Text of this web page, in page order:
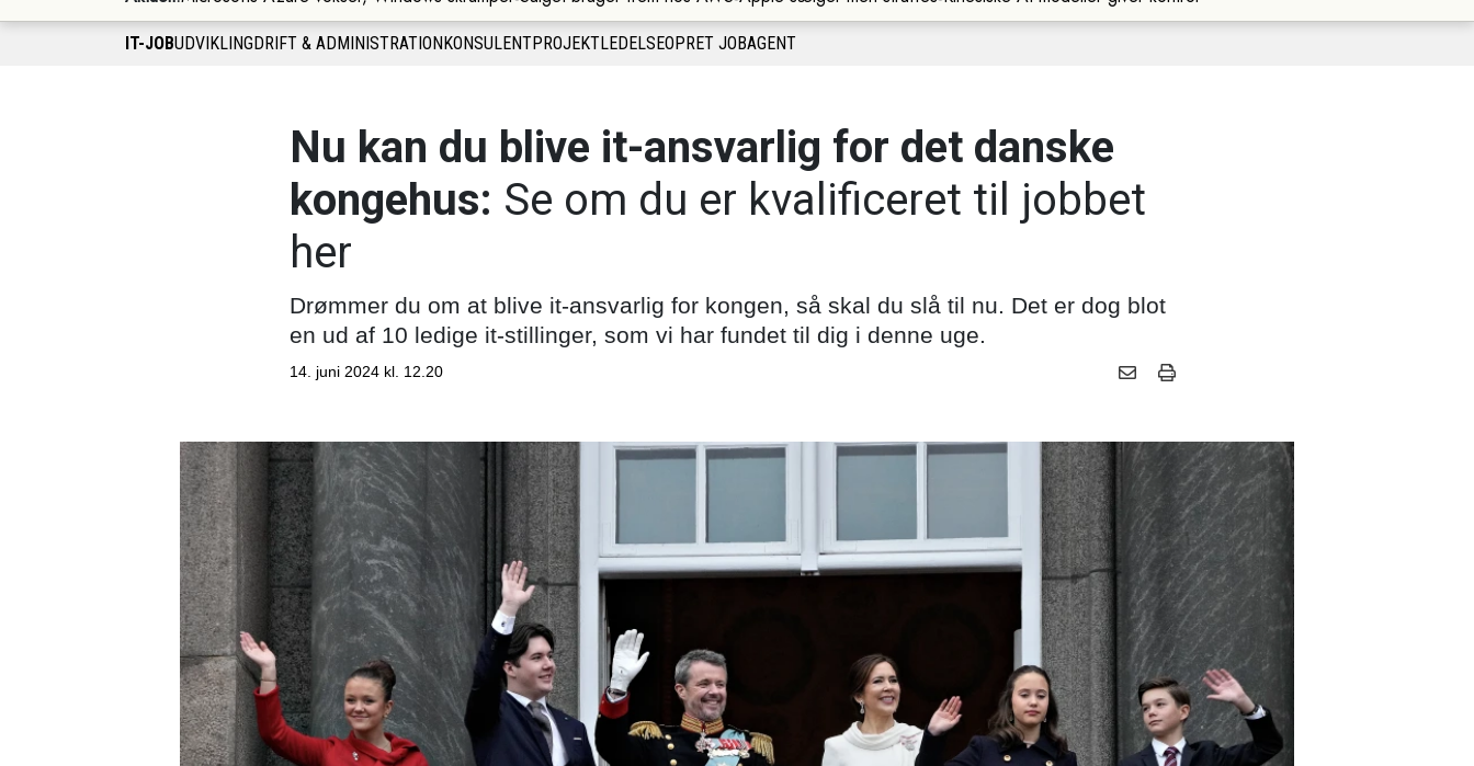
IT-JOBUDVIKLINGDRIFT & ADMINISTRATIONKONSULENTPROJEKTLEDELSEOPRET JOBAGENT
Nu kan du blive it-ansvarlig for det danske
kongehus: Se om du er kvalificeret til jobbet
her
Drømmer du om at blive it-ansvarlig for kongen, så skal du slå til nu. Det er dog blot
en ud af 10 ledige it-stillinger, som vi har fundet til dig i denne uge.
14. juni 2024 kl. 12.20